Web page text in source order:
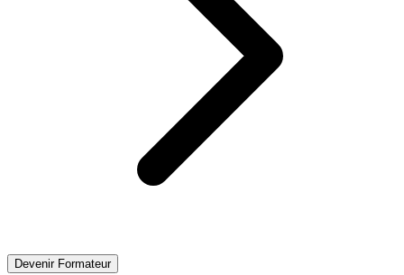
Devenir Formateur